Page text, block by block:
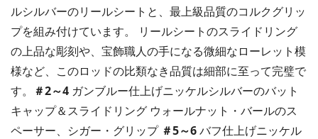
ルシルバーのリールシートと、最上級品質のコルクグリッ
プを組み付けています。 リールシートのスライドリング
の上品な彫刻や、宝飾職人の手になる微細なローレット模
様など、このロッドの比類なき品質は細部に至って完璧で
す。
＃2～4 ガンブルー仕上げニッケルシルバーのバット
キャップ＆スライドリング ウォールナット・バールのス
ペーサー、シガー・グリップ＃5～6バフ仕上げニッケル